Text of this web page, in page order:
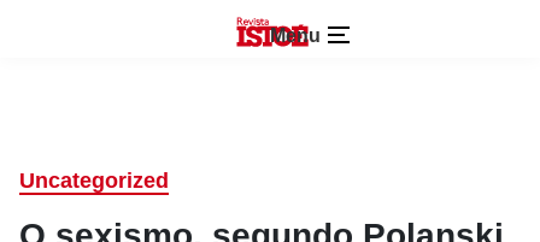
Menu
Uncategorized